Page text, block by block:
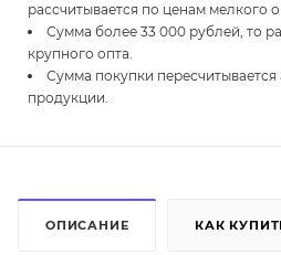
рассчитывается по ценам мелкого
Сумма более 33 000 рублей, то
крупного опта.
Сумма покупки
продукции.
ОПИСАНИЕ КАК